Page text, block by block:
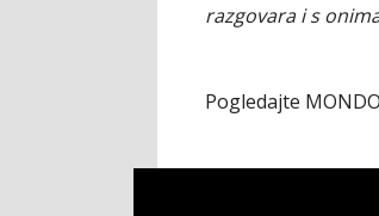
razgovara i s
Pogledajte